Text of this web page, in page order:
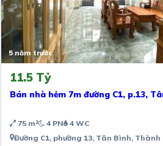
5 năm trước
11.5 Tỷ
Bán nhà hẻm 7m đường C1, p.13,
75 m² 4 PN 4 WC
Đường C1, phường 13, Tân Bình, Thành